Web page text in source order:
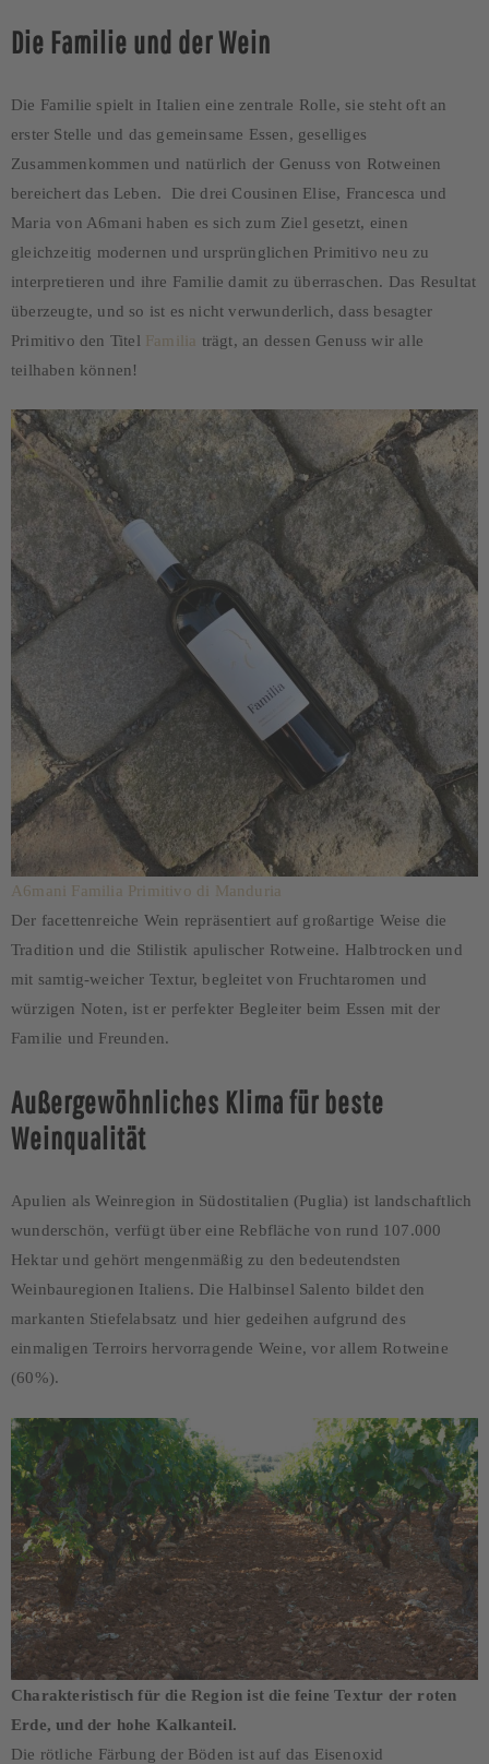
Die Familie und der Wein
Die Familie spielt in Italien eine zentrale Rolle, sie steht oft an
erster Stelle und das gemeinsame Essen, geselliges
Zusammenkommen und natürlich der Genuss von Rotweinen
bereichert das Leben. Die drei Cousinen Elise, Francesca und
Maria von A6mani haben es sich zum Ziel gesetzt, einen
gleichzeitig modernen und ursprünglichen Primitivo neu zu
interpretieren und ihre Familie damit zu überraschen. Das Resultat
überzeugte, und so ist es nicht verwunderlich, dass besagter
Primitivo den Titel Familia trägt, an dessen Genuss wir alle
teilhaben können!
A6mani Familia Primitivo di Manduria
Der facettenreiche Wein repräsentiert auf großartige Weise die
Tradition und die Stilistik apulischer Rotweine. Halbtrocken und
mit samtig-weicher Textur, begleitet von Fruchtaromen und
würzigen Noten, ist er perfekter Begleiter beim Essen mit der
Familie und Freunden.
Außergewöhnliches Klima für beste
Weinqualität
Apulien als Weinregion in Südostitalien (Puglia) ist landschaftlich
wunderschön, verfügt über eine Rebfläche von rund 107.000
Hektar und gehört mengenmäßig zu den bedeutendsten
Weinbauregionen Italiens. Die Halbinsel Salento bildet den
markanten Stiefelabsatz und hier gedeihen aufgrund des
einmaligen Terroirs hervorragende Weine, vor allem Rotweine
(60%).
Charakteristisch für die Region ist die feine Textur der roten
Erde, und der hohe Kalkanteil.
Die rötliche Färbung der Böden ist auf das Eisenoxid